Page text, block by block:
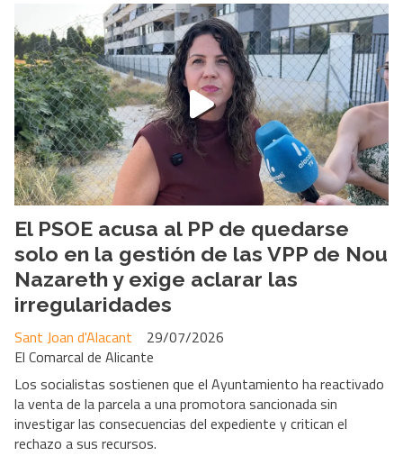
El PSOE acusa al PP de quedarse
solo en la gestión de las VPP de Nou
Nazareth y exige aclarar las
irregularidades
El Comarcal de Alicante
Sant Joan d'Alacant 29/07/2026
Los socialistas sostienen que el Ayuntamiento ha reactivado
la venta de la parcela a una promotora sancionada sin
investigar las consecuencias del expediente y critican el
rechazo a sus recursos.